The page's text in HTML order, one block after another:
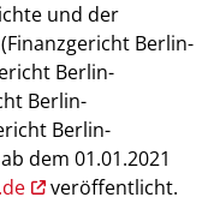
und der
Berlin-
Berlin-
Berlin-
Berlin-
dem 01.01.2021
veröffentlicht.